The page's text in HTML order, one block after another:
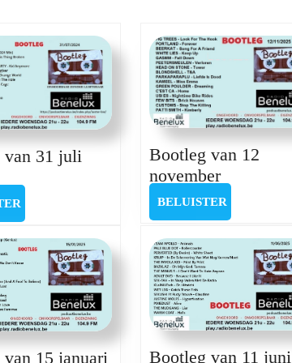
van 31 juli
Bootleg van 12
novemberBootleg
van
12
november
BELUISTERBELUISTER
15 januari Bootleg van 11 juni